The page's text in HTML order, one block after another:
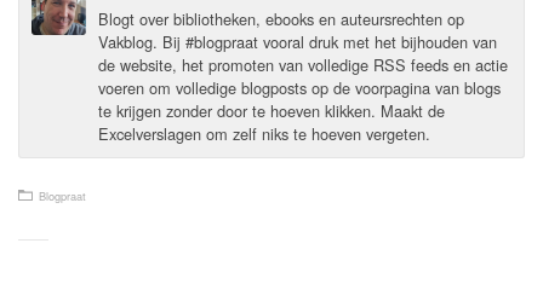
Blogt over bibliotheken, ebooks en auteursrechten op
Vakblog. Bij #blogpraat vooral druk met het bijhouden van
de website, het promoten van volledige RSS feeds en actie
voeren om volledige blogposts op de voorpagina van blogs
te krijgen zonder door te hoeven klikken. Maakt de
Excelverslagen om zelf niks te hoeven vergeten.
Blogpraat